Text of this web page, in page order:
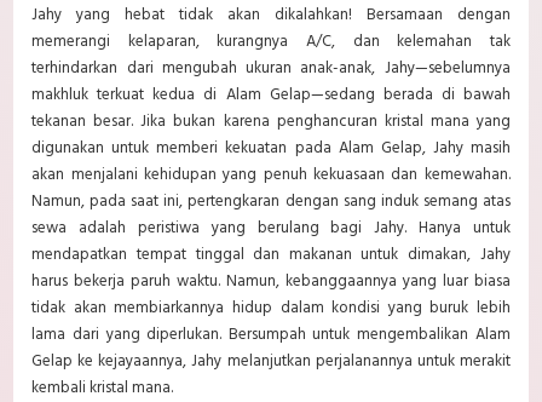
Jahy yang hebat tidak akan dikalahkan! Bersamaan dengan
memerangi kelaparan, kurangnya A/C, dan kelemahan tak
terhindarkan dari mengubah ukuran anak-anak, Jahy—sebelumnya
makhluk terkuat kedua di Alam Gelap—sedang berada di bawah
tekanan besar. Jika bukan karena penghancuran kristal mana yang
digunakan untuk memberi kekuatan pada Alam Gelap, Jahy masih
akan menjalani kehidupan yang penuh kekuasaan dan kemewahan.
Namun, pada saat ini, pertengkaran dengan sang induk semang atas
sewa adalah peristiwa yang berulang bagi Jahy. Hanya untuk
mendapatkan tempat tinggal dan makanan untuk dimakan, Jahy
harus bekerja paruh waktu. Namun, kebanggaannya yang luar biasa
tidak akan membiarkannya hidup dalam kondisi yang buruk lebih
lama dari yang diperlukan. Bersumpah untuk mengembalikan Alam
Gelap ke kejayaannya, Jahy melanjutkan perjalanannya untuk merakit
kembali kristal mana.